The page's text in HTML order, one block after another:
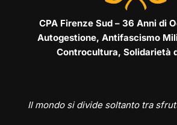
CPA Firenze Sud – 36 Anni di
Autogestione, Antifascismo
Controcultura, Solidarietà
Il mondo si divide soltanto tra